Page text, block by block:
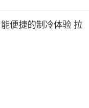
便捷的制冷体验 拉